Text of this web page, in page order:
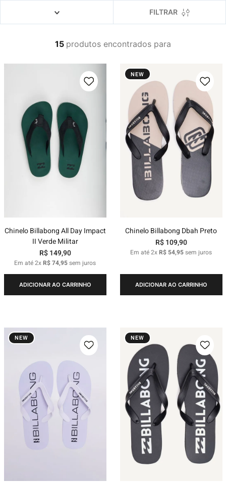
FILTRAR
15 produtos
Chinelo Billabong All Day Impact
II Verde Militar
R$ 149,90
Em até2xR$74,95sem juros
ADICIONAR AO CARRINHO
NEW
Chinelo Billabong Dbah Preto
R$ 109,90
Em até2xR$ 54,95sem juros
ADICIONAR AO CARRINHO
NEW NEW
4º
boardshort
bermuda
º chinelo